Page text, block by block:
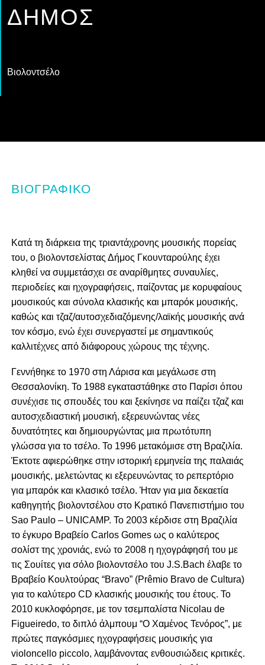
ΔΉΜΟΣ
Βιολοντσέλο
ΒΙΟΓΡΑΦΙΚΌ
Κατά τη διάρκεια της τριαντάχρονης μουσικής πορείας
του, ο βιολοντσελίστας Δήμος Γκουνταρούλης έχει
κληθεί να συμμετάσχει σε αναρίθμητες συναυλίες,
περιοδείες και ηχογραφήσεις, παίζοντας με κορυφαίους
μουσικούς και σύνολα κλασικής και μπαρόκ μουσικής,
καθώς και τζαζ/αυτοσχεδιαζόμενης/λαϊκής μουσικής ανά
τον κόσμο, ενώ έχει συνεργαστεί με σημαντικούς
καλλιτέχνες από διάφορους χώρους της τέχνης.
Γεννήθηκε το 1970 στη Λάρισα και μεγάλωσε στη
Θεσσαλονίκη. Το 1988 εγκαταστάθηκε στο Παρίσι όπου
συνέχισε τις σπουδές του και ξεκίνησε να παίζει τζαζ και
αυτοσχεδιαστική μουσική, εξερευνώντας νέες
δυνατότητες και δημιουργώντας μια πρωτότυπη
γλώσσα για το τσέλο. Το 1996 μετακόμισε στη Βραζιλία.
Έκτοτε αφιερώθηκε στην ιστορική ερμηνεία της παλαιάς
μουσικής, μελετώντας κι εξερευνώντας το ρεπερτόριο
για μπαρόκ και κλασικό τσέλο. Ήταν για μια δεκαετία
καθηγητής βιολοντσέλου στο Κρατικό Πανεπιστήμιο του
Sao Paulo – UNICAMP. Το 2003 κέρδισε στη Βραζιλία
το έγκυρο Βραβείο Carlos Gomes ως ο καλύτερος
σολίστ της χρονιάς, ενώ το 2008 η ηχογράφησή του με
τις Σουίτες για σόλο βιολοντσέλο του J.S.Bach έλαβε το
Βραβείο Κουλτούρας “Bravo” (Prêmio Bravo de Cultura)
για το καλύτερο CD κλασικής μουσικής του έτους. Το
2010 κυκλοφόρησε, με τον τσεμπαλίστα Nicolau de
Figueiredo, το διπλό άλμπουμ “Ο Χαμένος Τενόρος”, με
πρώτες παγκόσμιες ηχογραφήσεις μουσικής για
violoncello piccolo, λαμβάνοντας ενθουσιώδεις κριτικές.